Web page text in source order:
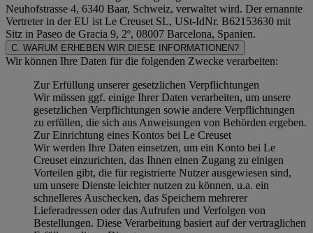
Neuhofstrasse 4, 6340 Baar, Schweiz, verwaltet wird. Der ernannte
Vertreter in der EU ist Le Creuset SL, USt-IdNr. B62153630 mit
Sitz in Paseo de Gracia 9, 2º, 08007 Barcelona, Spanien.
C. WARUM ERHEBEN WIR DIESE INFORMATIONEN?
Wir können Ihre Daten für die folgenden Zwecke verarbeiten:
Zur Erfüllung unserer gesetzlichen Verpflichtungen
Wir müssen ggf. einige Ihrer Daten verarbeiten, um unsere
gesetzlichen Verpflichtungen sowie andere Verpflichtungen
zu erfüllen, die sich aus Anweisungen von Behörden ergeben.
Zur Einrichtung eines Kontos bei Le Creuset
Wir werden Ihre Daten einsetzen, um ein Konto bei Le
Creuset einzurichten, das Ihnen einen Zugang zu einigen
Vorteilen gibt, die für registrierte Nutzer ausgewiesen sind,
um unsere Dienste leichter nutzen zu können, u.a. ein
schnelleres Auschecken, das Speichern mehrerer
Lieferadressen oder das Aufrufen und Verfolgen von
Bestellungen. Diese Verarbeitung basiert auf der vertraglichen